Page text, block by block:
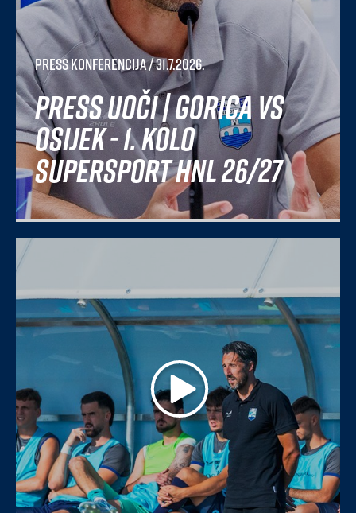
Press konferencija/ 31.7.2026.
Press uoči | Gorica vs
Osijek - 1. kolo
SuperSport HNL 26/27